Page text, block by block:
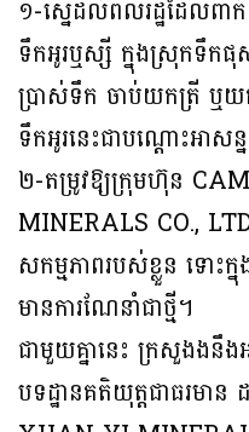
១-ស្នើដល់ពលរដ្ឋដែលពាក់
ទឹកអូរឬស្សី ក្នុងស្រុកទឹកផុ
ប្រាស់ទឹក ចាប់យកត្រី ឬ
ទឹកអូរនេះជាបណ្តោះអាស
២-តម្រូវឱ្យក្រុមហ៊ុន
MINERALS CO.,
សកម្មភាពរបស់ខ្លួន ទោ
មានការណែនាំជាថ្មី។
ជាមួយគ្នានេះ ក្រសួងងនឹង
បទដ្ឋានគតិយុត្តជាធរម